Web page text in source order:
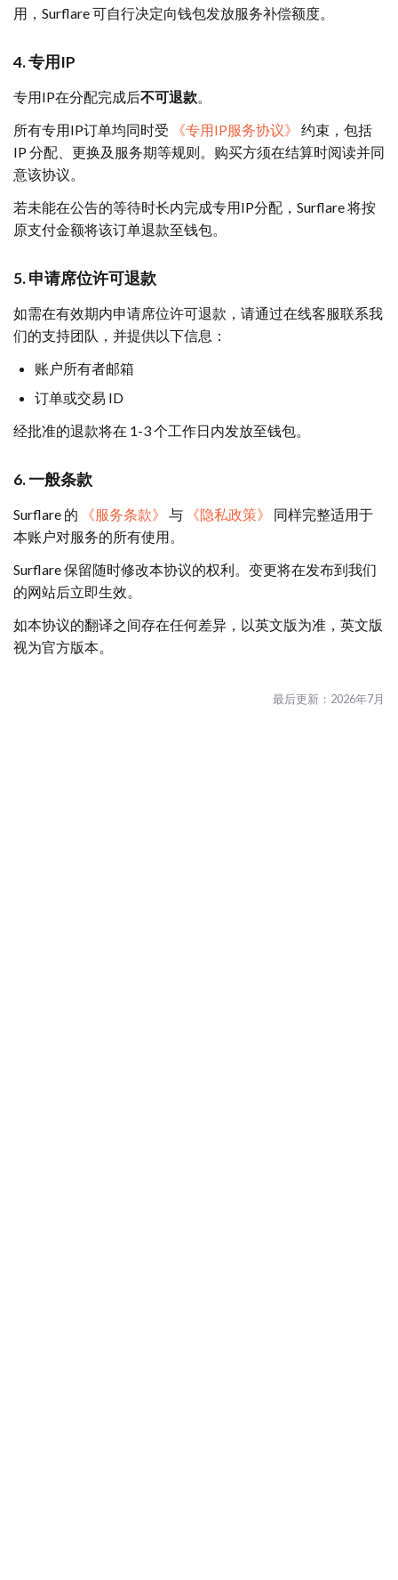
用，Surflare 可自行决定向钱包发放服务补偿额度。
4. 专用IP
专用IP在分配完成后不可退款。
所有专用IP订单均同时受
《专用IP服务协议》
约束，包括
IP 分配、更换及服务期等规则。购买方须在结算时阅读并同
意该协议。
若未能在公告的等待时长内完成专用IP分配，Surflare 将按
原支付金额将该订单退款至钱包。
5. 申请席位许可退款
如需在有效期内申请席位许可退款，请通过在线客服联系我
们的支持团队，并提供以下信息：
账户所有者邮箱
订单或交易 ID
经批准的退款将在 1-3 个工作日内发放至钱包。
6. 一般条款
Surflare 的 《服务条款》 与 《隐私政策》
同样完整适用于
本账户对服务的所有使用。
Surflare 保留随时修改本协议的权利。变更将在发布到我们
的网站后立即生效。
如本协议的翻译之间存在任何差异，以英文版为准，英文版
视为官方版本。
最后更新：2026年7月